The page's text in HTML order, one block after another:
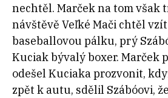
nechtěl. Marček na tom však
návštěvě Veľké Mači chtěl
baseballovou pálku, prý
Kuciak bývalý boxer. Marček
odešel Kuciaka prozvonit,
zpět k autu, sdělil Szábóovi,